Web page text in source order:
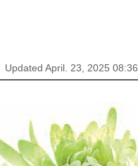
Updated April. 23, 2025 08:36